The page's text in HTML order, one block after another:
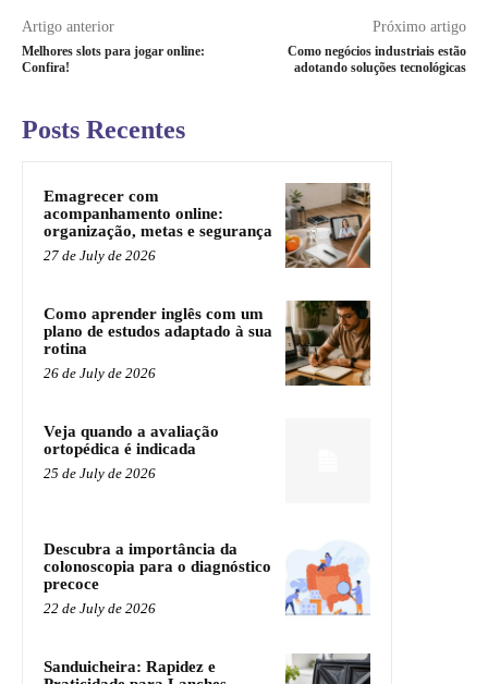
Artigo anterior
Melhores slots para jogar online:
Confira!
Próximo artigo
Como negócios industriais estão
adotando soluções tecnológicas
Posts Recentes
Emagrecer com
acompanhamento online:
organização, metas e segurança
27 de July de 2026
Como aprender inglês com um
plano de estudos adaptado à sua
rotina
26 de July de 2026
Veja quando a avaliação
ortopédica é indicada
25 de July de 2026
Descubra a importância da
colonoscopia para o diagnóstico
precoce
22 de July de 2026
Sanduicheira: Rapidez e